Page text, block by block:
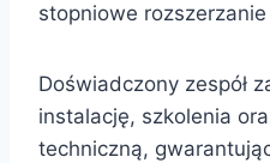
stopniowe
Doświadczony zespół
instalację, szkolenia
techniczną,